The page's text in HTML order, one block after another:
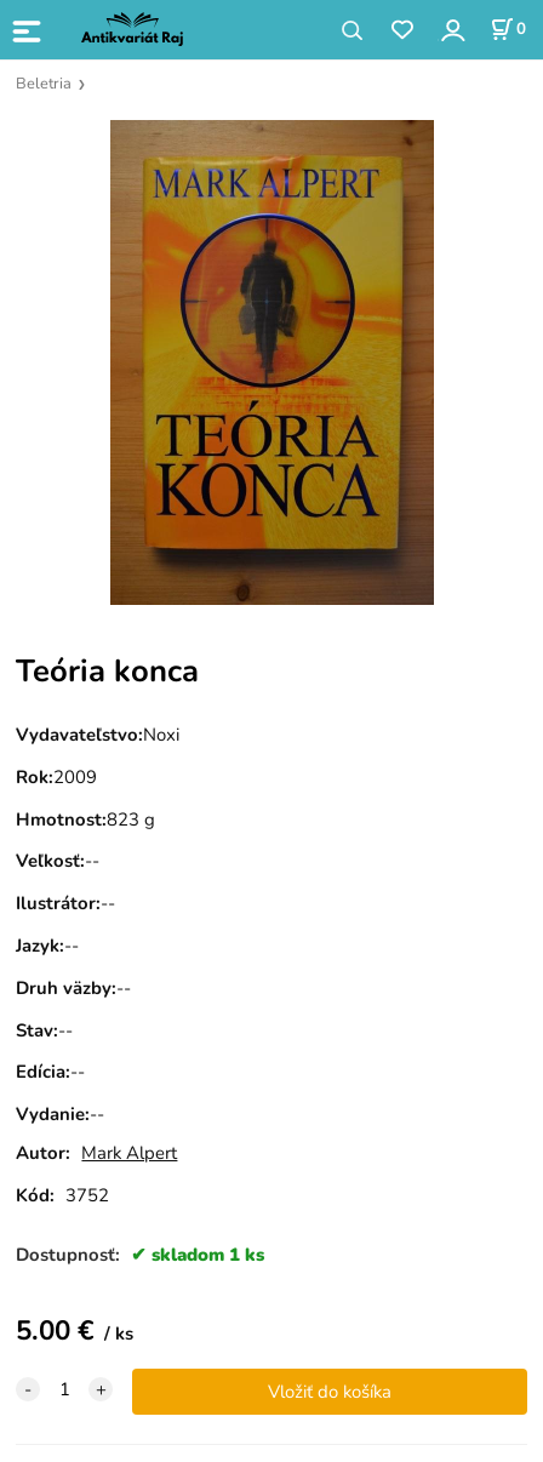
0
Beletria
Teória konca
Vydavateľstvo:Noxi
Rok:2009
Hmotnost:823 g
Veľkosť:--
Ilustrátor:--
Jazyk:--
Druh väzby:--
Stav:--
Edícia:--
Vydanie:--
Autor: Mark Alpert
Kód: 3752
Dostupnosť: skladom 1 ks
5.00€ ks